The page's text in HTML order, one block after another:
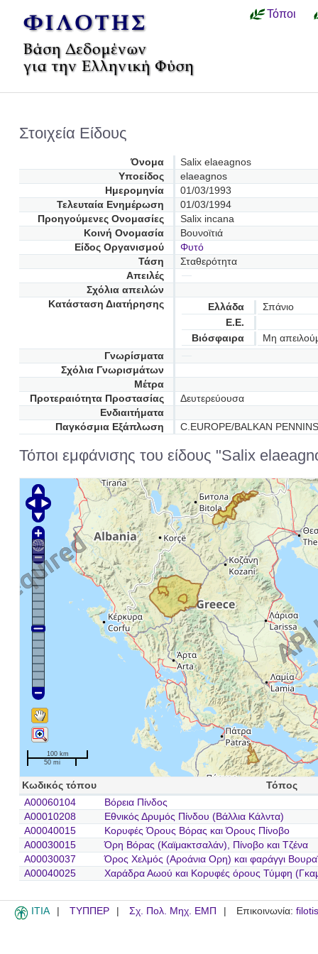
Τόποι
Στοιχεία Είδους
Όνομα
Salix elaeagnos
Υποείδος
elaeagnos
Ημερομηνία
01/03/1993
Τελευταία Ενημέρωση
01/03/1994
Προηγούμενες Oνομασίες
Salix incana
Κοινή Ονομασία
Βουνοϊτιά
Είδος Οργανισμού
Φυτό
Τάση
Σταθερότητα
Απειλές
Σχόλια απειλών
Κατάσταση Διατήρησης
Ελλάδα
Σπάνιο
Ε.Ε.
Βιόσφαιρα
Μη
Γνωρίσματα
Σχόλια Γνωρισμάτων
Μέτρα
Προτεραιότητα Προστασίας
Δευτερεύουσα
Ενδιαιτήματα
Παγκόσμια Εξάπλωση
C.EUROPE/BALKAN
Τόποι εμφάνισης του είδους "Salix
100 km
50 mi
Κωδικός τόπου
Τόπος
A00060104
Βόρεια Πίνδος
A00010208
Εθνικός Δρυμός Πίνδου (Βάλλια Κάλντα)
A00040015
Κορυφές Όρους Βόρας και Όρους Πίνοβο
A00030015
Όρη Βόρας (Καϊμακτσαλάν), Πίνοβο και Τζένα
A00030037
Όρος Χελμός (Αροάνια Ορη) και φαράγγι
A00040025
Χαράδρα Αωού και Κορυφές όρους Τύμφη
ITIA ΤΥΠΠΕΡ Σχ. Πολ. Μηχ. ΕΜΠ Επικοινωνία: